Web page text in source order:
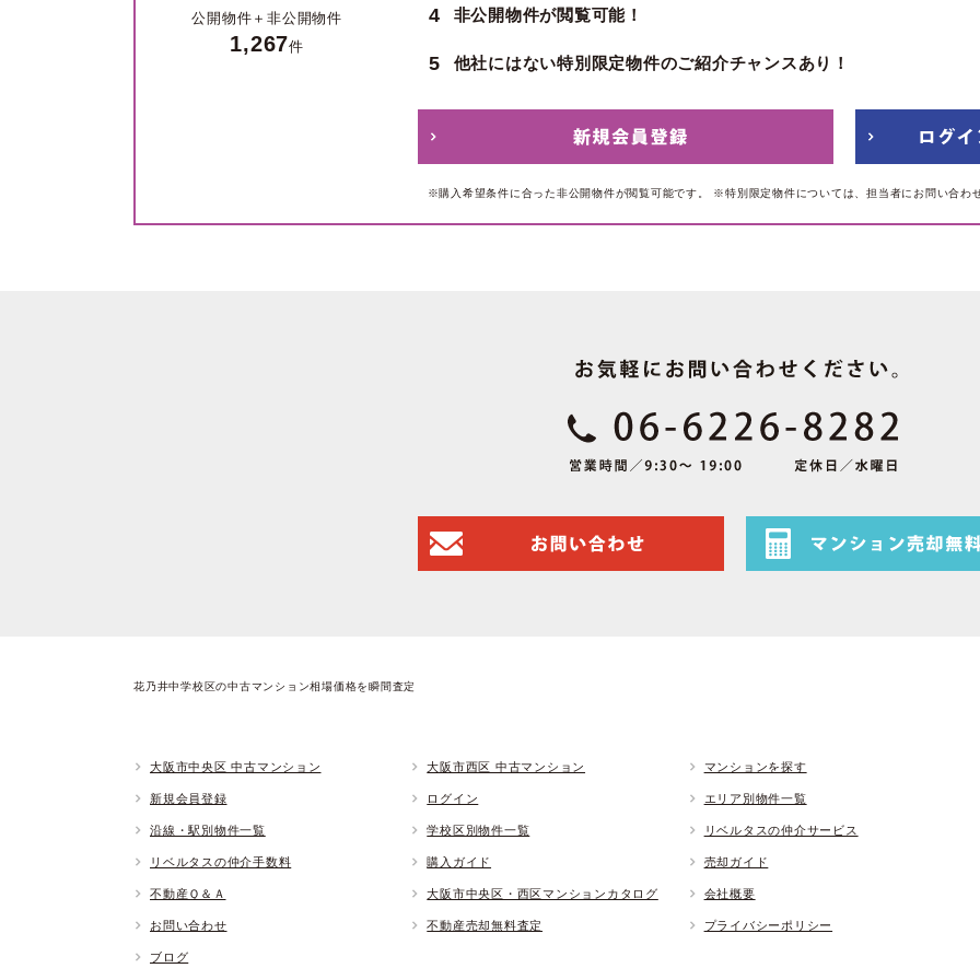
公開物件＋ 非公開物件
1,267件
4 非公開物件が閲覧可能！
5 他社にはない特別限定物件のご紹介チャンスあり！
※購入希望条件に合った非公開物件が閲覧可能です。 ※特別限定物件については、担当者にお問い合わ
花乃井中学校区の中古マンション相場価格を瞬間査定
大阪市中央区 中古マンション 大阪市西区 中古マンション マンションを探す
新規会員登録 ログイン エリア別物件一覧
沿線・駅別物件一覧 学校区別物件一覧 リベルタスの仲介サービス
リベルタスの仲介手数料 購入ガイド 売却ガイド
不動産Ｑ＆Ａ 大阪市中央区・西区マンションカタログ 会社概要
お問い合わせ 不動産売却無料査定 プライバシーポリシー
ブログ